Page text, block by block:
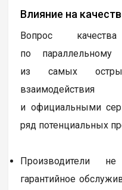
Влияние на
Вопрос
по параллельному
из самых
и официальными
ряд потенциальных
Производители
гарантийное